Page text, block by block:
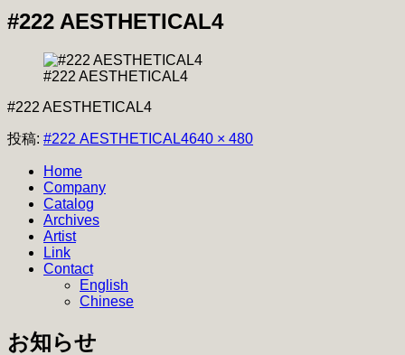
開
#222 AESTHETICAL4
#222 AESTHETICAL4
#222 AESTHETICAL4
投稿: #222 AESTHETICAL4フ
640 × 480
Home
Company
Catalog
Archives
Artist
Link
Contact
English
Chinese
お知らせ